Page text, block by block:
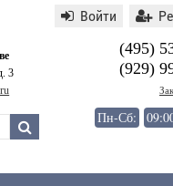
3
(495)
(929)
Пн-Сб:
Войти